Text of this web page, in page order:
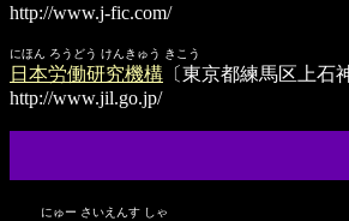
http://www.j-fic.com/
にほん ろうどう けんきゅう きこう
日本労働研究機構 〔東京都練馬区上石
http://www.jil.go.jp/
にゅー さいえんす しゃ